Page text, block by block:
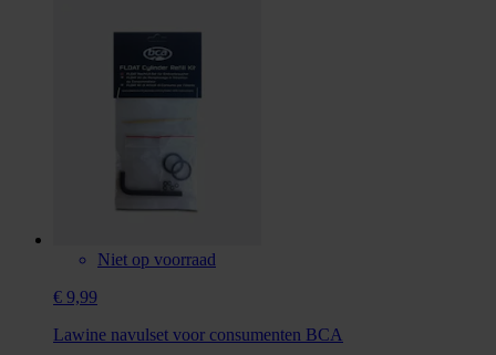
Niet op voorraad
€ 9,99
Lawine navulset voor consumenten BCA